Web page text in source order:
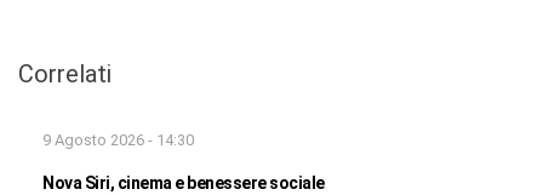
Correlati
9 Agosto 2026 - 14:30
Nova Siri, cinema e benessere sociale